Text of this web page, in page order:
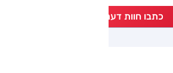
כתבו חוות דעת